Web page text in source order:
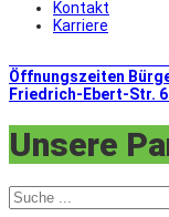
Kontakt
Karriere
Öffnungszeiten
Friedrich-Ebert-Str.
Unsere